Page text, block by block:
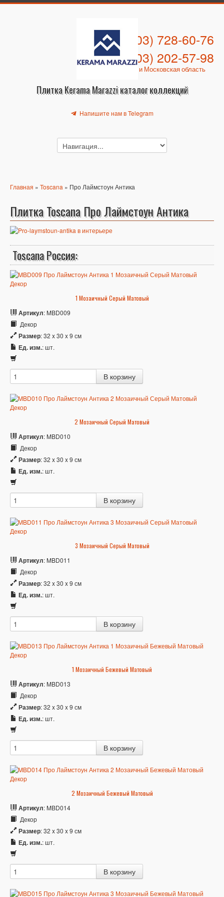
Плитка Kerama Marazzi каталог коллекций
+7 (903) 728-60-76
+7 (903) 202-57-98
Москва и Московская область
Напишите нам в Telegram
Главная » Toscana » Про Лаймстоун Антика
Плитка Toscana Про Лаймстоун Антика
Toscana Россия:
1 Мозаичный Серый Матовый
Артикул: MBD009
Декор
Размер: 32 x 30 x 9 см
Ед. изм.: шт.
2 Мозаичный Серый Матовый
Артикул: MBD010
Декор
Размер: 32 x 30 x 9 см
Ед. изм.: шт.
3 Мозаичный Серый Матовый
Артикул: MBD011
Декор
Размер: 32 x 30 x 9 см
Ед. изм.: шт.
1 Мозаичный Бежевый Матовый
Артикул: MBD013
Декор
Размер: 32 x 30 x 9 см
Ед. изм.: шт.
2 Мозаичный Бежевый Матовый
Артикул: MBD014
Декор
Размер: 32 x 30 x 9 см
Ед. изм.: шт.